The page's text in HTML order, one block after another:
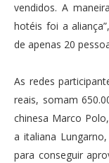
vendidos. A
hotéis foi a
de apenas 20
As redes
reais, somam
chinesa Marco
a italiana
para conseguir